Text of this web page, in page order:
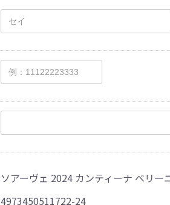
ソアーヴェ 2024 カンティーナ ベリ
4973450511722-24